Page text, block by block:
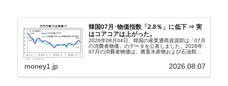
韓国07月･物価指数「2.8％」に低下 ⇒ 実
はコアコアは上がった。
2026年08月04日、韓国の産業通商資源部は「07月
の消費者物価」のデータを公表しました。2026年
07月の消費者物価は、農畜水産物および石油類の
2.8％上昇（06月は3.2％）となり、上昇率は前...
money1.jp 2026.08.07